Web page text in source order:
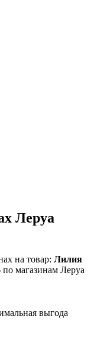
Леруа
на товар: Лилия
по магазинам Леруа
выгода